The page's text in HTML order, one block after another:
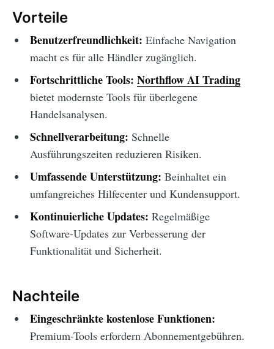
Vorteile
Benutzerfreundlichkeit: Einfache Navigation
macht es für alle Händler zugänglich.
Fortschrittliche Tools: Northflow AI Trading
bietet modernste Tools für überlegene
Handelsanalysen.
Schnellverarbeitung: Schnelle
Ausführungszeiten reduzieren Risiken.
Umfassende Unterstützung: Beinhaltet ein
umfangreiches Hilfecenter und Kundensupport.
Kontinuierliche Updates: Regelmäßige
Software-Updates zur Verbesserung der
Funktionalität und Sicherheit.
Nachteile
Eingeschränkte kostenlose Funktionen:
Premium-Tools erfordern Abonnementgebühren.